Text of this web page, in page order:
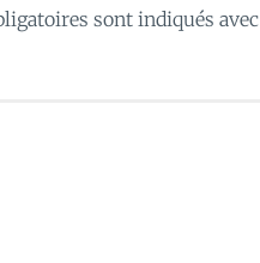
sont indiqués avec